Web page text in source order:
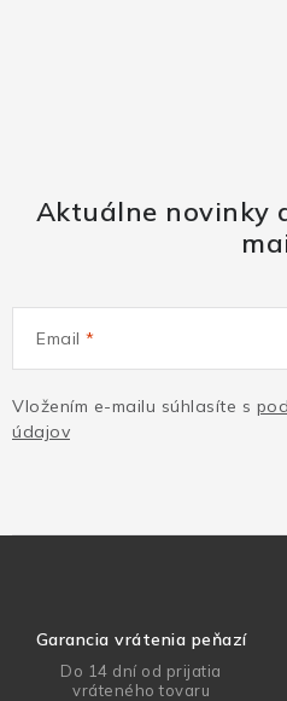
Aktuálne novinky
Email
Vložením e-mailu súhlasíte s
údajov
Garancia vrátenia peňazí
Do 14 dní od prijatia
vráteného tovaru